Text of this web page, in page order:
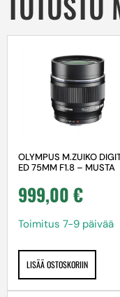
OLYMPUS M.ZUIKO
ED 75MM F1.8 – MUSTA
999,00€
Toimitus 7-9 päivää
LISÄÄ OSTOSKORIIN